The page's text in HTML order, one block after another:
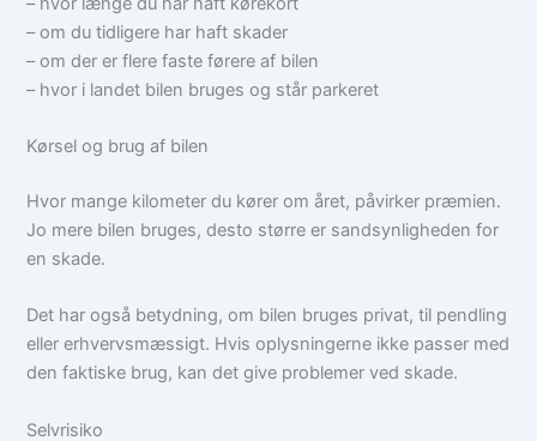
– om du tidligere har haft skader
– om der er flere faste førere af bilen
– hvor i landet bilen bruges og står parkeret
Kørsel og brug af bilen
Hvor mange kilometer du kører om året, påvirker præmien.
Jo mere bilen bruges, desto større er sandsynligheden for
en skade.
Det har også betydning, om bilen bruges privat, til pendling
eller erhvervsmæssigt. Hvis oplysningerne ikke passer med
den faktiske brug, kan det give problemer ved skade.
Selvrisiko